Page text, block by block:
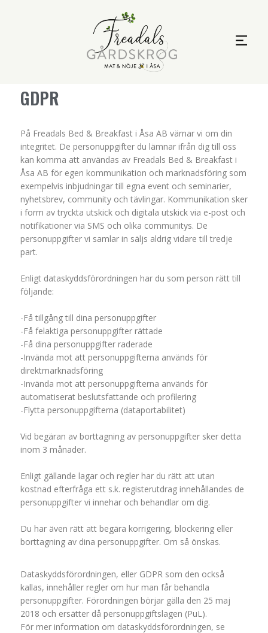
GDPR
På Freadals Bed & Breakfast i Åsa AB värnar vi om din
integritet. De personuppgifter du lämnar ifrån dig till oss
kan komma att användas av Freadals Bed & Breakfast i
Åsa AB för egen kommunikation och marknadsföring som
exempelvis inbjudningar till egna event och seminarier,
nyhetsbrev, community och tävlingar. Kommunikation sker
i form av tryckta utskick och digitala utskick via e-post och
notifikationer via SMS och olika communitys. De
personuppgifter vi samlar in säljs aldrig vidare till tredje
part.
Enligt dataskyddsförordningen har du som person rätt till
följande:
-Få tillgång till dina personuppgifter
-Få felaktiga personuppgifter rättade
-Få dina personuppgifter raderade
-Invända mot att personuppgifterna används för
direktmarknadsföring
-Invända mot att personuppgifterna används för
automatiserat beslutsfattande och profilering
-Flytta personuppgifterna (dataportabilitet)
Vid begäran av borttagning av personuppgifter sker detta
inom 3 månader.
Enligt gällande lagar och regler har du rätt att utan
kostnad efterfråga ett s.k. registerutdrag innehållandes de
personuppgifter vi innehar och behandlar om dig.
Du har även rätt att begära korrigering, blockering eller
borttagning av dina personuppgifter. Om så önskas.
Dataskyddsförordningen, eller GDPR som den också
kallas, innehåller regler om hur man får behandla
personuppgifter. Förordningen börjar gälla den 25 maj
2018 och ersätter då personuppgiftslagen (PuL).
För mer information om dataskyddsförordningen, se